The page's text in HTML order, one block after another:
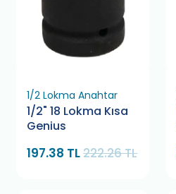
1/2 Lokma Anahtar
1/2" 18 Lokma Kısa
Genius
197.38 TL222.26 TL